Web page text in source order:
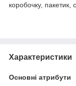
коробочку, пакетик,
Характеристики
Основні атрибути